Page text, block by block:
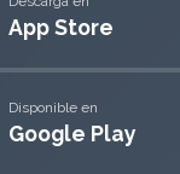
App Store
Disponible en
Google Play